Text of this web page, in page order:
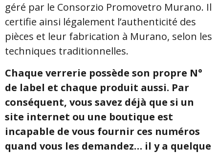
géré par le Consorzio Promovetro Murano. Il
certifie ainsi légalement l’authenticité des
pièces et leur fabrication à Murano, selon les
techniques traditionnelles.
Chaque verrerie possède son propre N°
de label et chaque produit aussi. Par
conséquent, vous savez déjà que si un
site internet ou une boutique est
incapable de vous fournir ces numéros
quand vous les demandez… il y a quelque